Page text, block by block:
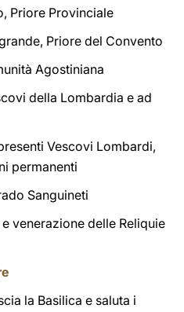
Priore Provinciale
Priore del Convento
Agostiniana
della Lombardia e ad
Vescovi Lombardi,
permanenti
Sanguineti
venerazione delle Reliquie
la Basilica e saluta i